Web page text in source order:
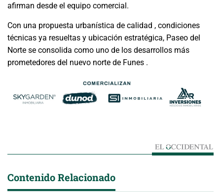
afirman desde el equipo comercial.
Con una propuesta urbanística de calidad , condiciones
técnicas ya resueltas y ubicación estratégica, Paseo del
Norte se consolida como uno de los desarrollos más
prometedores del nuevo norte de Funes .
Contenido Relacionado